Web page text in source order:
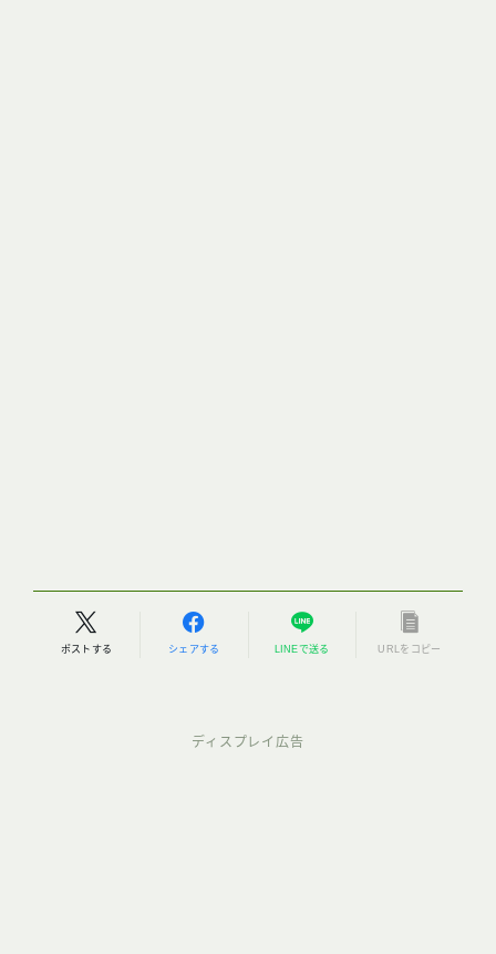
ポストする シェアする LINEで送る URLをコピー
ディスプレイ広告